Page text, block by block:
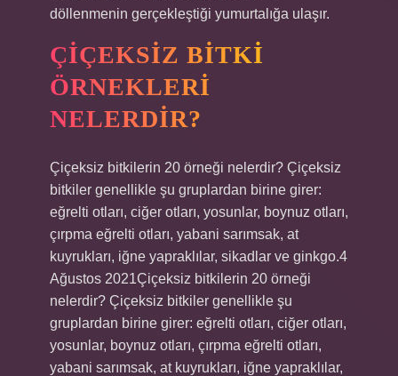
döllenmenin gerçekleştiği yumurtalığa ulaşır.
ÇIÇEKSIZ BITKI
ÖRNEKLERI
NELERDIR?
Çiçeksiz bitkilerin 20 örneği nelerdir? Çiçeksiz
bitkiler genellikle şu gruplardan birine girer:
eğrelti otları, ciğer otları, yosunlar, boynuz otları,
çırpma eğrelti otları, yabani sarımsak, at
kuyrukları, iğne yapraklılar, sikadlar ve ginkgo.4
Ağustos 2021Çiçeksiz bitkilerin 20 örneği
nelerdir? Çiçeksiz bitkiler genellikle şu
gruplardan birine girer: eğrelti otları, ciğer otları,
yosunlar, boynuz otları, çırpma eğrelti otları,
yabani sarımsak, at kuyrukları, iğne yapraklılar,